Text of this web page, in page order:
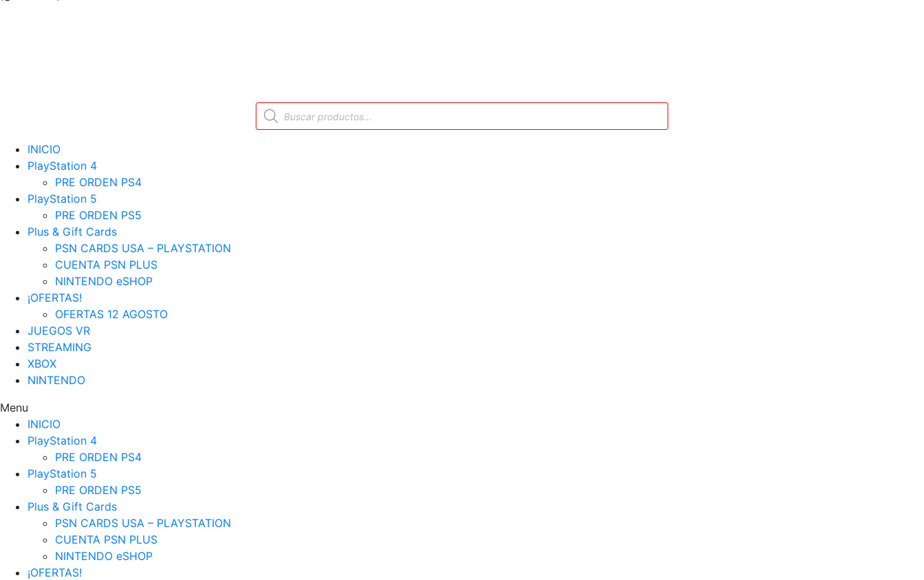
Búsqueda
de
productos
INICIO
PlayStation 4
PRE ORDEN PS4
PlayStation 5
PRE ORDEN PS5
Plus & Gift Cards
PSN CARDS USA – PLAYSTATION
CUENTA PSN PLUS
NINTENDO eSHOP
¡OFERTAS!
OFERTAS 12 AGOSTO
JUEGOS VR
STREAMING
XBOX
NINTENDO
Menu
INICIO
PlayStation 4
PRE ORDEN PS4
PlayStation 5
PRE ORDEN PS5
Plus & Gift Cards
PSN CARDS USA – PLAYSTATION
CUENTA PSN PLUS
NINTENDO eSHOP
¡OFERTAS!